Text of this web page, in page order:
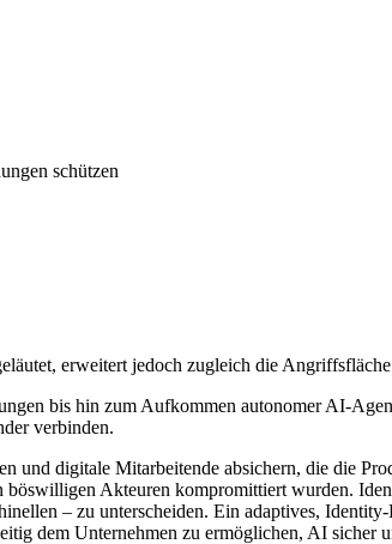
schützen
erweitert jedoch zugleich die
bis hin zum Aufkommen autonomer AI-
verbinden.
und digitale Mitarbeitende absichern, die die
Akteuren kompromittiert wurden.
– zu unterscheiden. Ein adaptives,
dem Unternehmen zu ermöglichen, AI sicher